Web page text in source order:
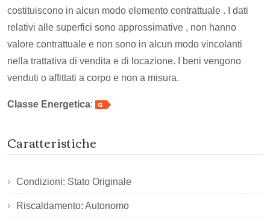
costituiscono in alcun modo elemento contrattuale . I dati
relativi alle superfici sono approssimative , non hanno
valore contrattuale e non sono in alcun modo vincolanti
nella trattativa di vendita e di locazione. I beni vengono
venduti o affittati a corpo e non a misura.
Classe Energetica:
Caratteristiche
Condizioni: Stato Originale
Riscaldamento: Autonomo